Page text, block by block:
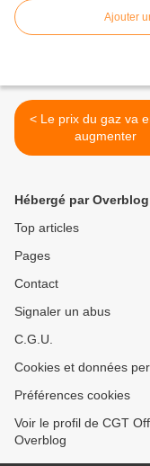
Ajouter
< Le prix du gaz va encore
augmenter
Hébergé par Overblog
Top articles
Pages
Contact
Signaler un abus
C.G.U.
Cookies et données
Préférences cookies
Voir le profil de CGT
Overblog